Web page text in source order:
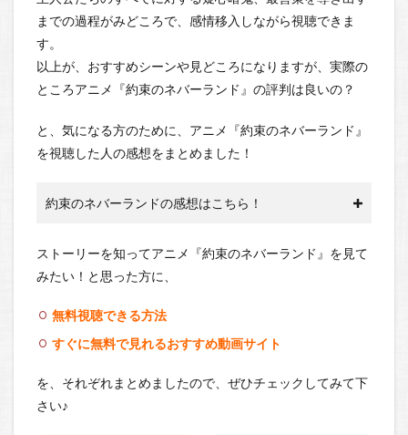
までの過程がみどころで、感情移入しながら視聴できま
す。
以上が、おすすめシーンや見どころになりますが、実際の
ところアニメ『約束のネバーランド』の評判は良いの？
と、気になる方のために、アニメ『約束のネバーランド』
を視聴した人の感想をまとめました！
約束のネバーランドの感想はこちら！
ストーリーを知ってアニメ『約束のネバーランド』を見て
みたい！と思った方に、
無料視聴できる方法
すぐに無料で見れるおすすめ動画サイト
を、それぞれまとめましたので、ぜひチェックしてみて下
さい♪